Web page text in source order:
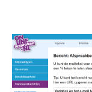
Image